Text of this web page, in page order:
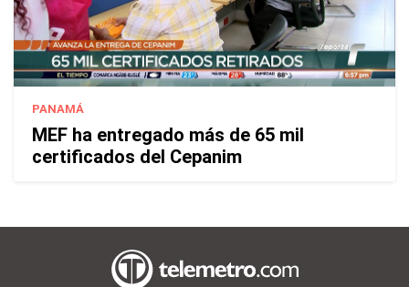
PANAMÁ
MEF ha entregado más de 65 mil
certificados del Cepanim